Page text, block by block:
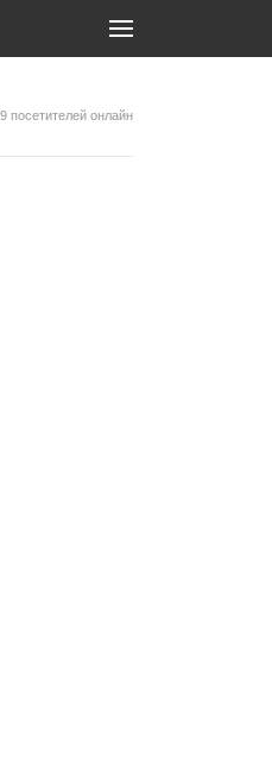
посетителей онлайн